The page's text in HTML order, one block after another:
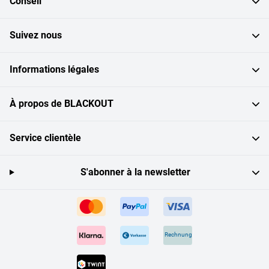
Suivez nous
Informations légales
À propos de BLACKOUT
Service clientèle
Rechnung
S'abonner à la newsletter